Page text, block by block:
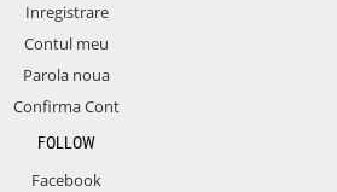
Inregistrare
Contul meu
Parola noua
Confirma Cont
FOLLOW
Facebook